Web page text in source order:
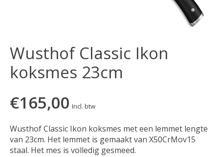
Wusthof Classic Ikon
koksmes 23cm
€165,00 Incl. btw
Wusthof Classic Ikon koksmes met een lemmet lengte
van 23cm. Het lemmet is gemaakt van X50CrMov15
staal. Het mes is volledig gesmeed.